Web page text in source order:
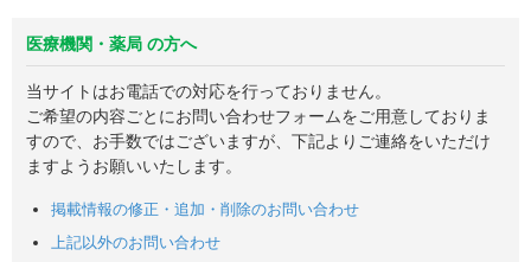
医療機関・薬局 の方へ
当サイトはお電話での対応を行っておりません。
ご希望の内容ごとにお問い合わせフォームをご用意しておりま
すので、お手数ではございますが、下記よりご連絡をいただけ
ますようお願いいたします。
掲載情報の修正・追加・削除のお問い合わせ
上記以外のお問い合わせ